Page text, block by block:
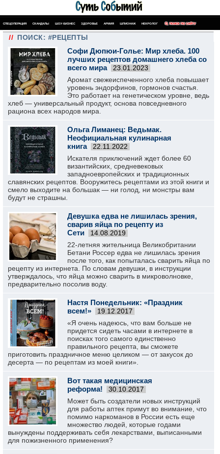
СПЕЦОПЕРАЦИЯ СКАНДАЛЫ ШОУ-БИЗНЕС ЗДОРОВЬЕ АРМИЯ ШПИОНАЖ НЕКРОЛОГ ПОИСК ПО САЙТУ
// ПОИСК: #РЕЦЕПТЫ
Софи Дюпюи-Голье: Мир хлеба. 100
лучших рецептов домашнего хлеба со
всего мира
23.01.2023
Аромат свежеиспеченного хлеба повышает
уровень эндорфинов, гормонов счастья.
Это работает на генетическом уровне, ведь
хлеб — универсальный продукт, основа повседневного
рациона всех народов мира.
Ольга Лиманец: Ведьмак.
Неофициальная кулинарная
книга
22.11.2022
Искателя приключений ждет более 60
византийских, средневековых
западноевропейских и традиционных
славянских рецептов. Вооружитесь рецептами из этой книги и
смело выходите на большак — ни голод, ни монстры вам
будут не страшны.
Девушка едва не лишилась зрения,
сварив яйца по рецепту из
Сети
14.08.2019
22-летняя жительница Великобритании
Бетани Россер едва не лишилась зрения
после того, как попыталась сварить яйца по
рецепту из интернета. По словам девушки, в инструкции
утверждалось, что яйца можно сварить в микроволновке,
предварительно посолив воду.
Настя Понедельник: «Праздник
всем!»
19.12.2017
«Я очень надеюсь, что вам больше не
придется сидеть часами в интернете в
поисках того самого единственно
правильного рецепта, вы сможете
приготовить праздничное меню целиком — от закусок до
десерта — по рецептам из моей книги».
Вот такая медицинская
реформа!
30.10.2017
Может быть создатели новых инструкций
для работы аптек примут во внимание, что
помимо наркоманов в России есть еще
множество людей, которые годами
вынуждены поддерживать себя лекарствами, выписанными
для пожизненного применения?